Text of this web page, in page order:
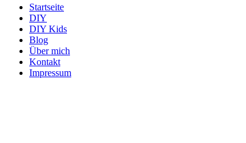
Startseite
DIY
DIY Kids
Blog
Über mich
Kontakt
Impressum